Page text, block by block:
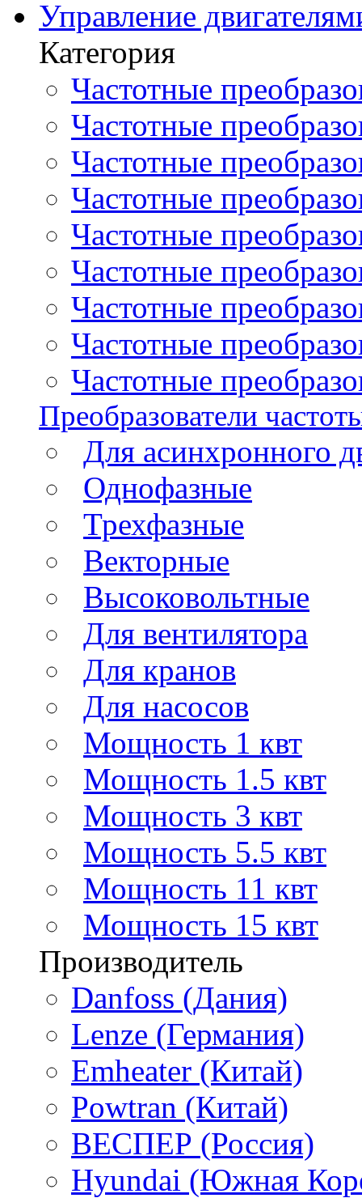
Управление
Категория
Частотные
Частотные
Частотные
Частотные
Частотные
Частотные
Частотные
Частотные
Частотные
Преобразователи
Для асинхронного
Однофазные
Трехфазные
Векторные
Высоковольтные
Для вентилятора
Для кранов
Для насосов
Мощность 1 квт
Мощность 1.5 квт
Мощность 3 квт
Мощность 5.5 квт
Мощность 11 квт
Мощность 15 квт
Производитель
Danfoss (Дания)
Lenze (Германия)
Emheater (Китай)
Powtran (Китай)
ВЕСПЕР (Россия)
Hyundai (Южная